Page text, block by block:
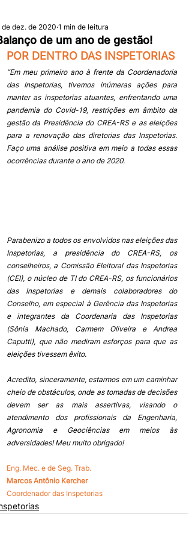
de um ano de gestão!
de dez. de 2020 1 min de leitura
POR DENTRO DAS INSPETORIAS
“Em meu primeiro ano à frente da Coordenadoria
das Inspetorias, tivemos inúmeras ações para
manter as inspetorias atuantes, enfrentando uma
pandemia do Covid-19, restrições em âmbito da
gestão da Presidência do CREA-RS e as eleições
para a renovação das diretorias das Inspetorias.
Faço uma análise positiva em meio a todas essas
ocorrências durante o ano de 2020.
Parabenizo a todos os envolvidos nas eleições das
Inspetorias, a presidência do CREA-RS, os
conselheiros, a Comissão Eleitoral das Inspetorias
(CEI), o núcleo de TI do CREA-RS, os funcionários
das Inspetorias e demais colaboradores do
Conselho, em especial à Gerência das Inspetorias
e integrantes da Coordenaria das Inspetorias
(Sônia Machado, Carmem Oliveira e Andrea
Caputti), que não mediram esforços para que as
eleições tivessem êxito.
Acredito, sinceramente, estarmos em um caminhar
cheio de obstáculos, onde as tomadas de decisões
devem ser as mais assertivas, visando o
atendimento dos profissionais da Engenharia,
Agronomia e Geociências em meios às
adversidades! Meu muito obrigado!
Eng. Mec. e de Seg. Trab.
Marcos Antônio Kercher
Coordenador das Inspetorias